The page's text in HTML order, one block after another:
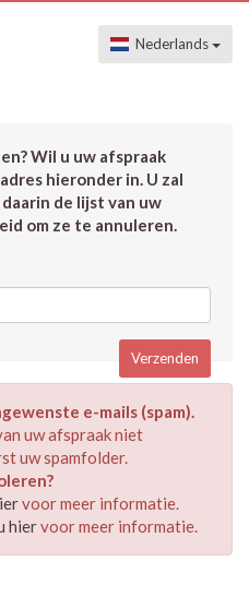
Nederlands
Wil u uw afspraak
hieronder in. U zal
de lijst van uw
om ze te annuleren.
e-mails (spam).
uw afspraak niet
uw spamfolder.
voor meer informatie.
hiervoor meer informatie.